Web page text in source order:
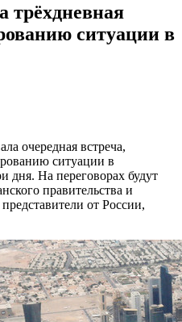
трёхдневная
ситуации в
очередная встреча,
ситуации в
дня. На переговорах будут
правительства и
от России,